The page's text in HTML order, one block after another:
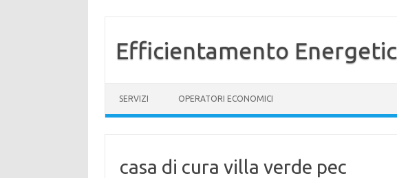
Efficientamento
SERVIZI OPERATORI ECONOMICI
casa di cura villa verde pec